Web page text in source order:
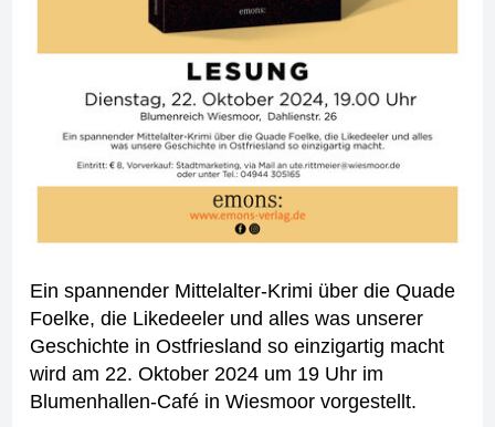
Ein spannender Mittelalter-Krimi über die Quade
Foelke, die Likedeeler und alles was unserer
Geschichte in Ostfriesland so einzigartig macht
wird am 22. Oktober 2024 um 19 Uhr im
Blumenhallen-Café in Wiesmoor vorgestellt.